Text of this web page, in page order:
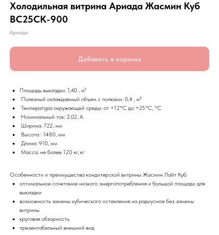
Холодильная витрина Ариада Жасмин Куб
ВС25CK-900
Ариада
Добавить в корзину
Площадь выкладки: 1,40 , м²
Полезный охлаждаемый объем с полками: 0,4 , м³
Температура окружающей среды: от +12°C до +25°C, °С
Номинальный ток: 2,02, А
Ширина: 722, мм
Высота : 1480, мм
Длина: 910, мм
Масса: не более 120 кг, кг
Особенности и преимущества кондитерской витрины Жасмин Лайт Куб:
оптимальное сочетание низкого энергопотребления и большой площади для
выкладки
возможность замены кубического остекления на радиусное без замены
витрины
круговая обзорность
презентабельный внешний вид